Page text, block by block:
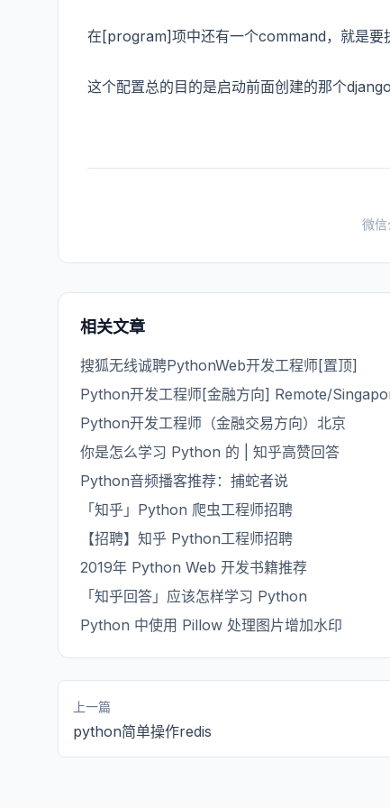
在[program]项中还有一个command，就是要
这个配置总的目的是启动前面创建的那个
微
相关文章
搜狐无线诚聘PythonWeb开发工程师[置顶]
Python开发工程师[金融方向] Remote/
Python开发工程师（金融交易方向）北京
你是怎么学习 Python 的 | 知乎高赞回答
Python音频播客推荐：捕蛇者说
「知乎」Python 爬虫工程师招聘
【招聘】知乎 Python工程师招聘
2019年 Python Web 开发书籍推荐
「知乎回答」应该怎样学习 Python
Python 中使用 Pillow 处理图片增加水印
上一篇
python简单操作redis